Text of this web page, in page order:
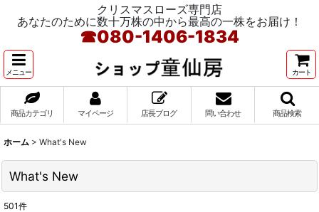
クリスマスローズ専門店
あなたのために数十万株の中から最高の一株をお届け！
☎080-1406-1834
メニュー カート
商品カテゴリ マイページ 店長ブログ 問い合わせ 商品検索
ホーム > What's New
What's New
501件